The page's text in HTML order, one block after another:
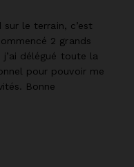
le terrain, c’est
2 grands
délégué toute la
pour pouvoir me
Bonne